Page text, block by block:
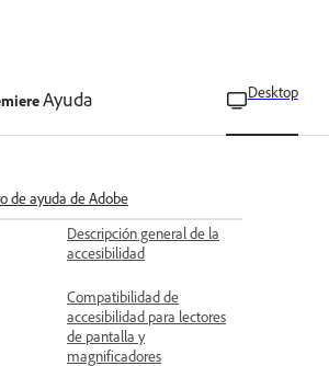
Ayuda Desktop
de ayuda de Adobe
Mejores prácticas para
accesibilidad
Descripción general de la
accesibilidad
Compatibilidad de
accesibilidad para lectores
de pantalla y
magnificadores